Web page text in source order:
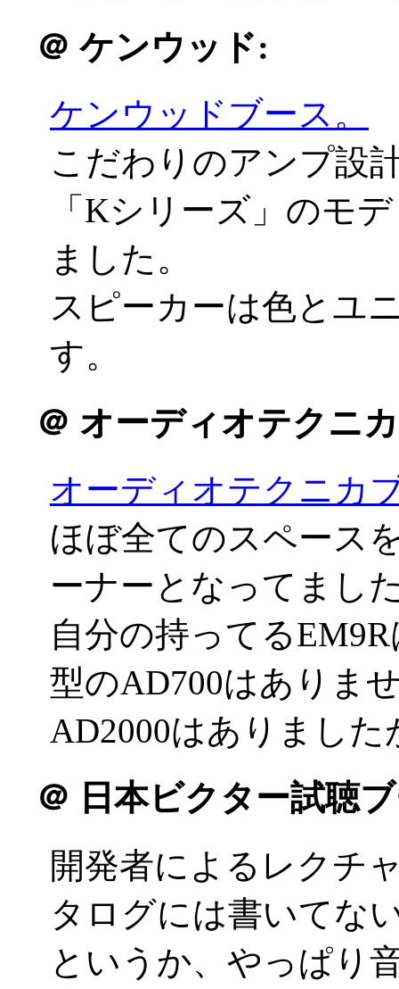
＠ ケンウッド:
ケンウッドブース。
こだわりのアンプ設
「Kシリーズ」のモ
ました。
スピーカーは色とユ
す。
＠ オーディオテクニ
オーディオテクニカ
ほぼ全てのスペース
ーナーとなってまし
自分の持ってる
型のAD700はありま
AD2000はありました
＠ 日本ビクター試聴
開発者によるレクチ
タログには書いてな
というか、やっぱり